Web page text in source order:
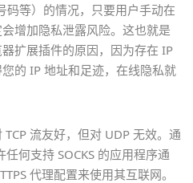
等）的情况，只要用户手动在
增加隐私泄露风险。这也就是
扩展插件的原因，因为存在 IP
的 IP 地址和足迹，在线隐私就
流友好，但对 UDP 无效。通
何支持 SOCKS 的应用程序通
代理配置来使用其互联网。